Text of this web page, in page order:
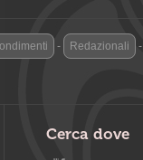
- Redazionali -
Cerca dove